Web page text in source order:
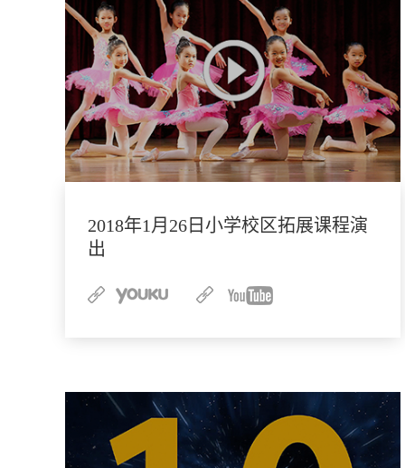
2018年1月26日小学校区拓展课程演
出